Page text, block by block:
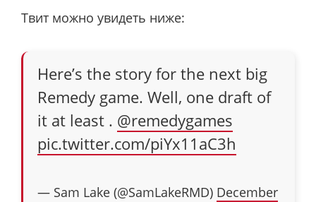
Твит можно увидеть ниже:
Here’s the story for the next big
Remedy game. Well, one draft of
it at least . @remedygames
pic.twitter.com/piYx11aC3h
— Sam Lake (@SamLakeRMD) December